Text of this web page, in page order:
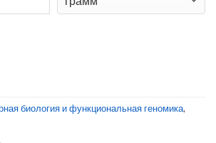
биология и функциональная геномика,